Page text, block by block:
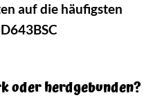
auf die häufigsten
oder herdgebunden?